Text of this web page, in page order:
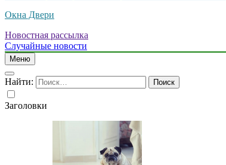
Окна Двери
Новостная рассылка
Случайные новости
Меню
Найти:
Заголовки